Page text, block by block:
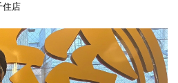
住店